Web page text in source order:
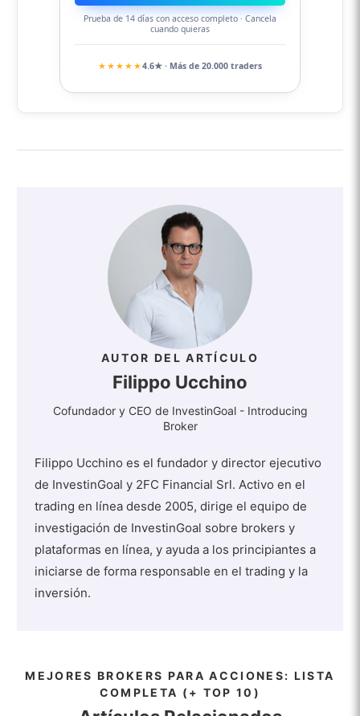
Prueba de 14 días con acceso completo · Cancela
cuando quieras
★★★★★4.6★ · Más de 20.000 traders
AUTOR DEL ARTÍCULO
Filippo Ucchino
Cofundador y CEO de InvestinGoal - Introducing
Broker
Filippo Ucchino es el fundador y director ejecutivo
de InvestinGoal y 2FC Financial Srl. Activo en el
trading en línea desde 2005, dirige el equipo de
investigación de InvestinGoal sobre brokers y
plataformas en línea, y ayuda a los principiantes a
iniciarse de forma responsable en el trading y la
inversión.
MEJORES BROKERS PARA ACCIONES: LISTA
COMPLETA (+ TOP 10)